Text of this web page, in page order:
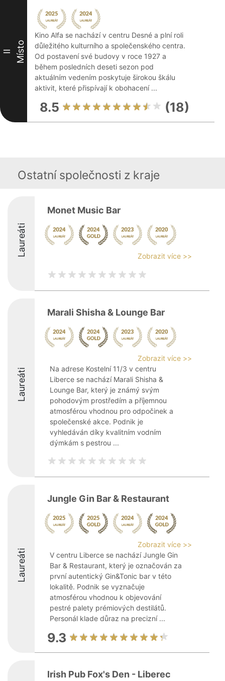
II Místo
Kino Alfa se nachází v centru Desné a plní roli
důležitého kulturního a společenského centra.
Od postavení své budovy v roce 1927 a
během posledních deseti sezon pod
aktuálním vedením poskytuje širokou škálu
aktivit, které přispívají k obohacení ...
8.5 (18)
Ostatní společnosti z kraje
Laureáti
Monet Music Bar
Zobrazit více >>
Laureáti
Marali Shisha & Lounge Bar
Zobrazit více >>
Na adrese Kostelní 11/3 v centru
Liberce se nachází Marali Shisha &
Lounge Bar, který je známý svým
pohodovým prostředím a příjemnou
atmosférou vhodnou pro odpočinek a
společenské akce. Podnik je
vyhledáván díky kvalitním vodním
dýmkám s pestrou ...
Laureáti
Jungle Gin Bar & Restaurant
Zobrazit více >>
V centru Liberce se nachází Jungle Gin
Bar & Restaurant, který je označován za
první autentický Gin&Tonic bar v této
lokalitě. Podnik se vyznačuje
atmosférou vhodnou k objevování
pestré palety prémiových destilátů.
Personál klade důraz na precizní ...
9.3
Irish Pub Fox's Den - Liberec